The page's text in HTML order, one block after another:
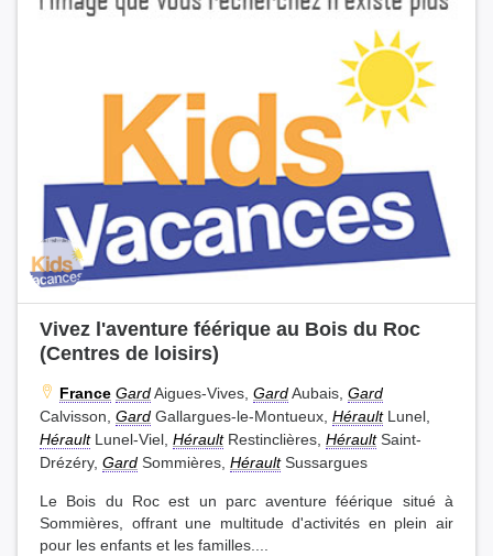
Vivez l'aventure féérique au Bois du Roc
(Centres de loisirs)
France GardAigues-Vives, GardAubais, Gard
Calvisson, Gard Gallargues-le-Montueux, HéraultLunel,
HéraultLunel-Viel, HéraultRestinclières, HéraultSaint-
Drézéry, Gard Sommières, HéraultSussargues
Le Bois du Roc est un parc aventure féérique situé à
Sommières, offrant une multitude d'activités en plein air
pour les enfants et les familles....